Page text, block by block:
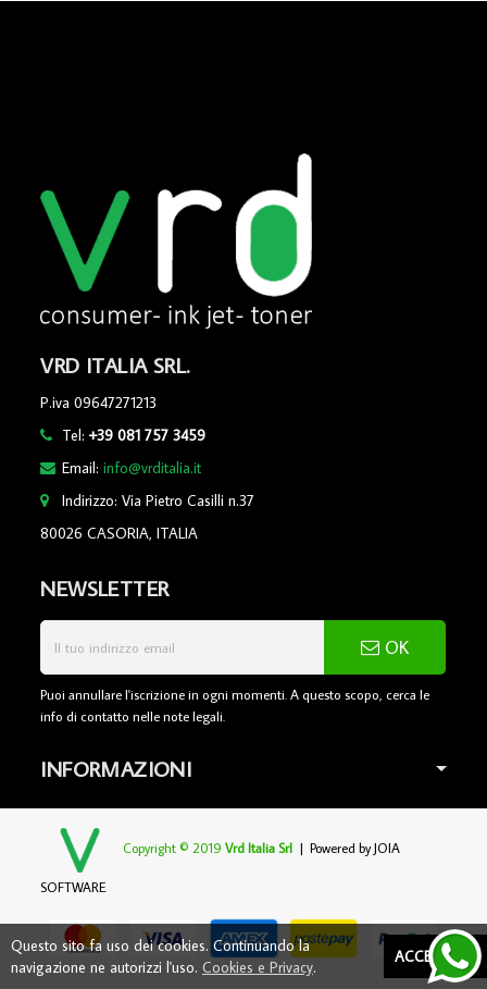
VRD ITALIA SRL.
P.iva 09647271213
Tel:+39 081 757 3459
Email:info@vrditalia.it
Indirizzo: Via Pietro Casilli n.37
80026 CASORIA, ITALIA
NEWSLETTER
OK
Puoi annullare l'iscrizione in ogni momenti. A questo scopo, cerca le
info di contatto nelle note legali.
INFORMAZIONI
Copyright © 2019Vrd Italia Srl | Powered byJOIA
SOFTWARE
Questo sito fa uso dei cookies. Continuando la
navigazione ne autorizzi l'uso. Cookies e Privacy.
ACCETTARE